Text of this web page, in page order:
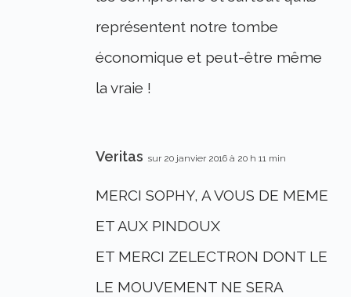
représentent notre tombe
économique et peut-être même
la vraie !
Veritas sur 20 janvier 2016 à 20 h 11 min
MERCI SOPHY, A VOUS DE MEME
ET AUX PINDOUX
ET MERCI ZELECTRON DONT LE
LE MOUVEMENT NE SERA